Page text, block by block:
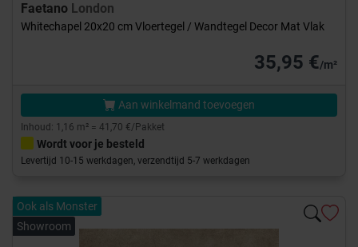
Faetano London
Whitechapel 20x20 cm Vloertegel / Wandtegel Decor Mat Vlak
35,95 €/m²
Aan winkelmand toevoegen
Inhoud: 1,16 m² = 41,70 €/Pakket
Wordt voor je besteld
Levertijd 10-15 werkdagen, verzendtijd 5-7 werkdagen
Ook als Monster
Showroom